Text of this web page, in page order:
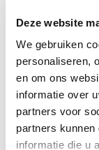
Deze website
We gebruiken
personaliseren,
en om ons
informatie over
partners voor
partners
informatie die u
Eenmalig